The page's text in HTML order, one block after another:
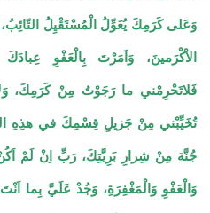
وَعَلى كَرَمِكَ يُعَوِّلُ الْمُسْتَقْيِلُ التّائِبُ،
الاَْكْرَمينَ، وَاَمَرْتَ بِالْعَفْوِ
فَلاتَحْرِمْني ما رَجَوْتُ مِنْ كَرَمِكَ،
تُخَيِّبْني مِنْ جَزيلِ قِسْمِكَ في هذِهِ
جُنَّة مِنْ شِرارِ بَرِيَّتِكَ، رَبِّ اِنْ لَمْ
وَالْعَفْوِ وَالْمَغْفِرَةِ، وَجُدْ عَلَيَّ بِما